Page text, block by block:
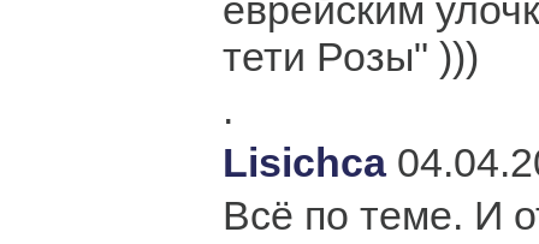
еврейским
тети Розы" )))
.
Lisichca
Всё по теме. И